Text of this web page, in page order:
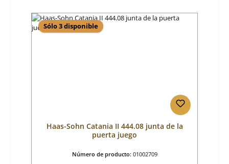
Sólo 3 disponible
Haas-Sohn Catania II 444.08 junta de la
puerta juego
Número de producto: 01002709